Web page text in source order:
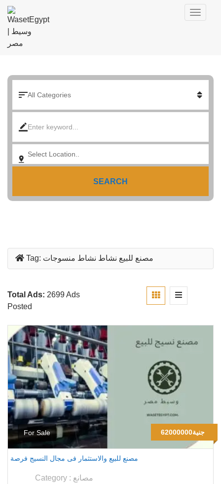
SEARCH
Tag: مصنع للبيع نشاط نشاط منسوجات
Total Ads: 2699 Ads
Posted
For Sale 62000000جنية
مصنع للبيع والاستثمار فى مجال النسيج فرصة
Category : مصانع